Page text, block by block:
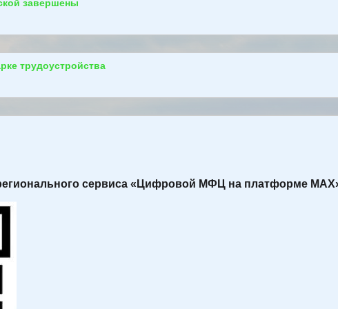
завершены
трудоустройства
сервиса «Цифровой МФЦ на платформе